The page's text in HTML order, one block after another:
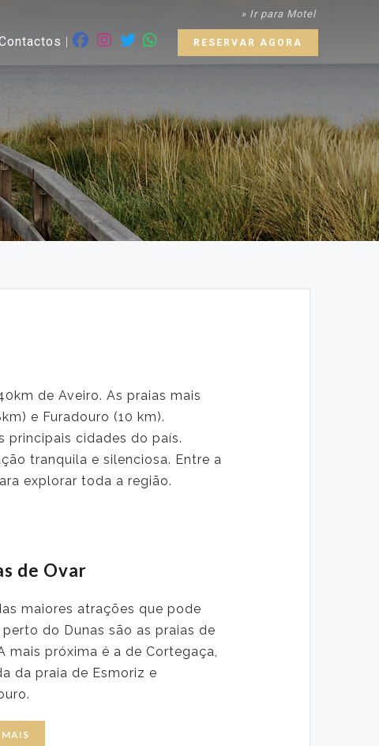
» Ir para Motel
RESERVAR AGORA
de Aveiro. As praias mais
e Furadouro (10 km).
principais cidades do país.
tranquila e silenciosa. Entre a
explorar toda a região.
de Ovar
maiores atrações que pode
do Dunas são as praias de
mais próxima é a de Cortegaça,
da praia de Esmoriz e
MAIS